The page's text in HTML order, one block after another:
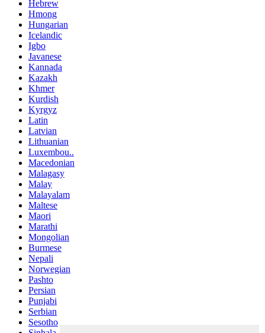
Hebrew
Hmong
Hungarian
Icelandic
Igbo
Javanese
Kannada
Kazakh
Khmer
Kurdish
Kyrgyz
Latin
Latvian
Lithuanian
Luxembou..
Macedonian
Malagasy
Malay
Malayalam
Maltese
Maori
Marathi
Mongolian
Burmese
Nepali
Norwegian
Pashto
Persian
Punjabi
Serbian
Sesotho